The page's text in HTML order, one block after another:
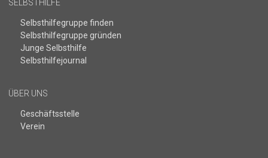
SELBSTHILFE
Selbsthilfegruppe finden
Selbsthilfegruppe gründen
Junge Selbsthilfe
Selbsthilfejournal
ÜBER UNS
Geschäftsstelle
Verein